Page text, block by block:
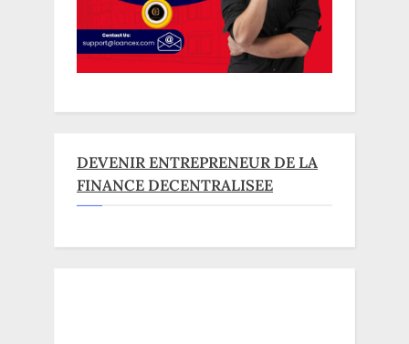
DEVENIR ENTREPRENEUR DE LA
FINANCE DECENTRALISEE